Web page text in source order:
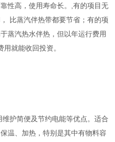
性高，使用寿命长。,有的项目无
比蒸汽伴热带都要节省；有的项
蒸汽热水伴热，但以年运行费用
就能收回投资。
护简便及节约电能等优点。适合
温、加热，特别是其中有物料容